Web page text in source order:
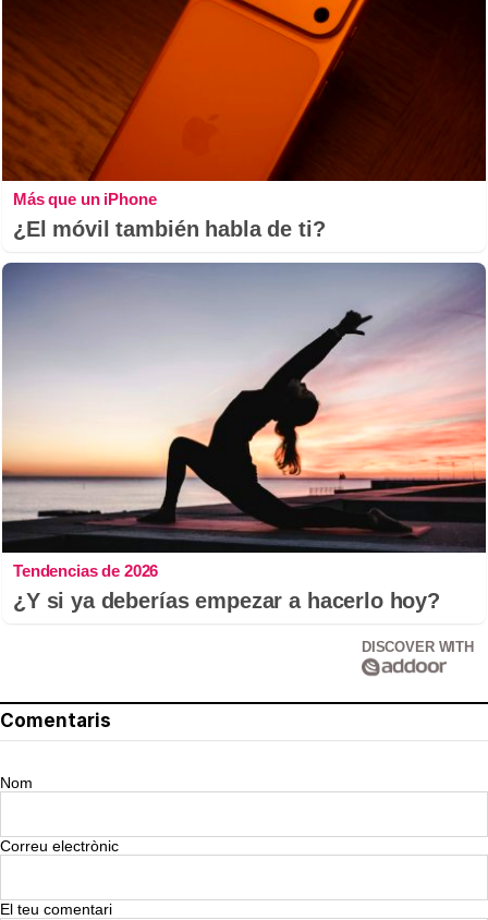
Más que un iPhone
¿El móvil también habla de ti?
Tendencias de 2026
¿Y si ya deberías empezar a hacerlo hoy?
DISCOVER WITH
Comentaris
Nom
Correu electrònic
El teu comentari